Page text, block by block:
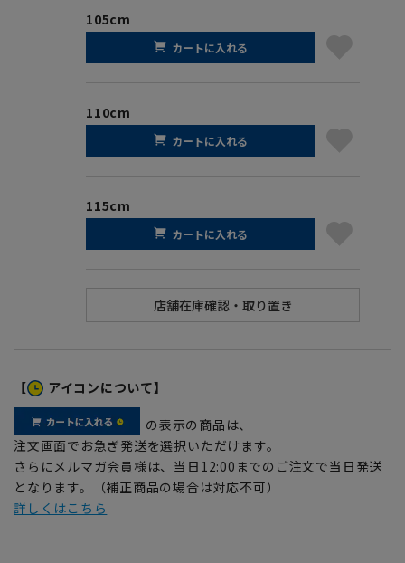
105cm
カートに入れる
110cm
カートに入れる
115cm
カートに入れる
【 アイコンについて】
の表示の商品は、
注文画面でお急ぎ発送を選択いただけます。
さらにメルマガ会員様は、当日12:00までのご注文で当日発送
となります。（補正商品の場合は対応不可）
詳しくはこちら